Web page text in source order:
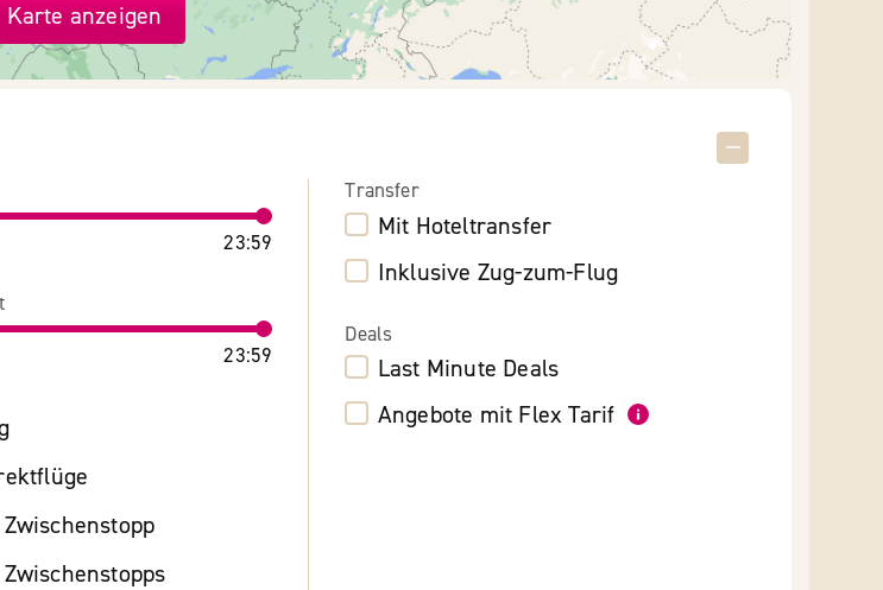
Karte anzeigen
23:59
23:59
Transfer
Mit Hoteltransfer
Inklusive Zug-zum-Flug
Deals
Last Minute Deals
Angebote mit Flex Tarif